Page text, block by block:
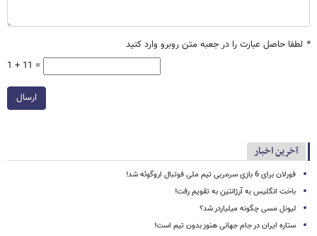
* لطفا حاصل عبارت را در جعبه متن روبرو وارد کنید
1 + 11 =
ارسال
آخرین اخبار
فورلان برای 6 بازی سرمربی تیم ملی فوتبال اروگوئه شد!
باخت انگلیس به آرژانتین به تقویم رفت!
لیونل مسی چگونه میلیاردر شد؟
ستاره ایران در جام جهانی هنوز بدون تیم است!